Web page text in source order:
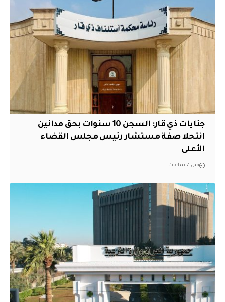
جنايات ذي قار: السجن 10 سنوات بحق مدانين
انتحلا صفة مستشار رئيس مجلس القضاء
الأعلى
قبل 7 ساعات